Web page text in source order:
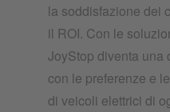
la soddisfazione dei
il ROI. Con le
JoyStop diventa una
con le preferenze e
di veicoli elettrici di